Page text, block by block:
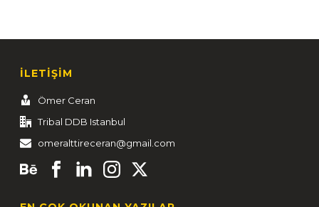
İLETİŞİM
Ömer Ceran
Tribal DDB Istanbul
omeralttireceran@gmail.com